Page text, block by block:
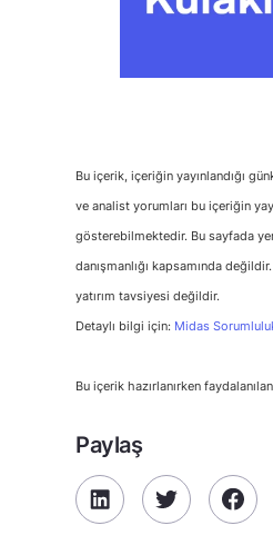
Bu içerik, içeriğin yayınlandığı
ve analist yorumları bu içeriğin
gösterebilmektedir. Bu sayfada
danışmanlığı kapsamında
yatırım tavsiyesi değildir.
Detaylı bilgi için: Midas
Bu içerik hazırlanırken
Paylaş